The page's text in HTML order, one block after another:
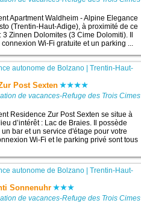
Apartment Waldheim - Alpine Elegance
(Trentin-Haut-Adige), à proximité de ce
3 Zinnen Dolomites (3 Cime Dolomiti). Il
Wi-Fi gratuite et un parking ...
autonome de Bolzano |Trentin-Haut-
Post Sexten
de vacances-Refuge des Trois Cimes
Residence Zur Post Sexten se situe à
d’intérêt : Lac de Braies. Il possède
bar et un service d'étage pour votre
Wi-Fi et le parking privé sont tous
autonome de Bolzano |Trentin-Haut-
Sonnenuhr
de vacances-Refuge des Trois Cimes